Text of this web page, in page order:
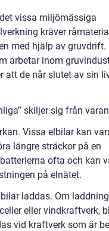
vissa miljömässiga
kräver
med hjälp av gruvdrift.
arbetar inom
att de når slutet av sin
skiljer sig från
Vissa elbilar kan
längre sträckor på en
ofta och kan
på elnätet.
laddas. Om
eller vindkraftverk,
vid kraftverk som är